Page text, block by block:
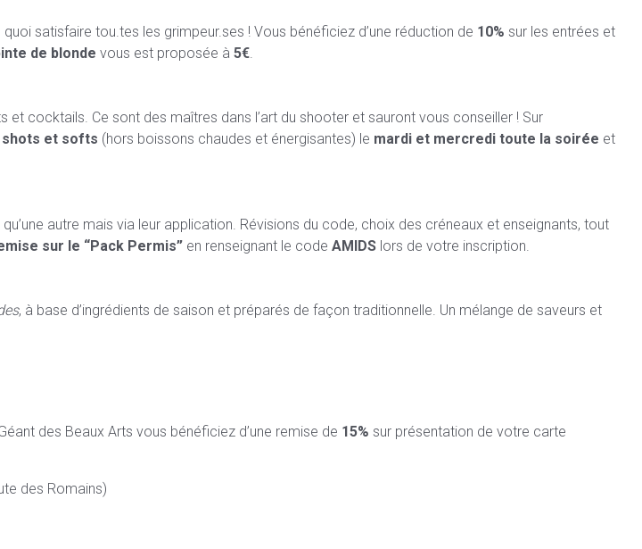
satisfaire tou.tes les grimpeur.ses ! Vous bénéficiez d’une réduction de 10% sur les entrées et
de blonde vous est proposée à 5€.
cocktails. Ce sont des maîtres dans l’art du shooter et sauront vous conseiller ! Sur
shots et softs (hors boissons chaudes et énergisantes) le mardi et mercredi toute la soirée et
autre mais via leur application. Révisions du code, choix des créneaux et enseignants, tout
sur le “Pack Permis” en renseignant le code AMIDS lors de votre inscription.
, à base d’ingrédients de saison et préparés de façon traditionnelle. Un mélange de saveurs et
des Beaux Arts vous bénéficiez d’une remise de 15% sur présentation de votre carte
des Romains)